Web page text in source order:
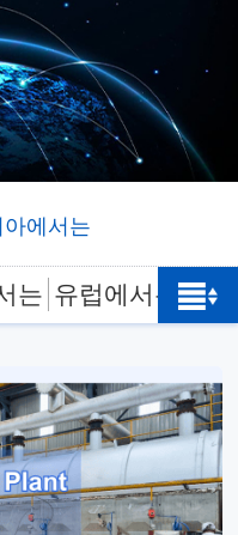
에서는
는 유럽에서는 미